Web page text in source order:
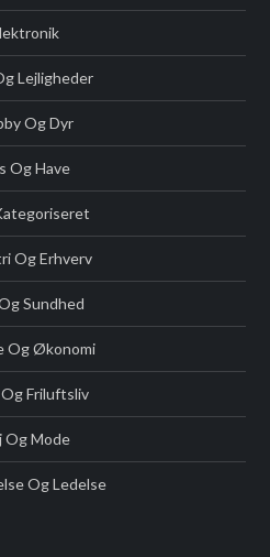
Lejligheder
Og Dyr
Og Have
Og Erhverv
Sundhed
Og Økonomi
Friluftsliv
Og Mode
Og Ledelse